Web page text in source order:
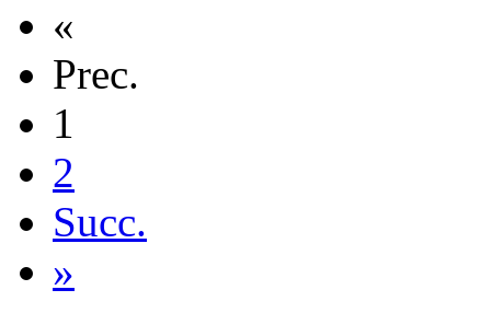
«
Prec.
1
2
Succ.
»